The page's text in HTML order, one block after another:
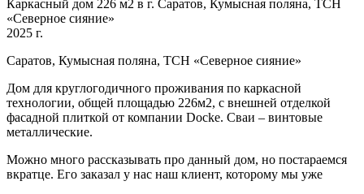
Каркасный дом 226 м2 в г. Саратов, Кумысная поляна, ТСН
«Северное сияние»
2025 г.
Саратов, Кумысная поляна, ТСН «Северное сияние»
Дом для круглогодичного проживания по каркасной
технологии, общей площадью 226м2, с внешней отделкой
фасадной плиткой от компании Docke. Сваи – винтовые
металлические.
Можно много рассказывать про данный дом, но постараемся
вкратце. Его заказал у нас наш клиент, которому мы уже